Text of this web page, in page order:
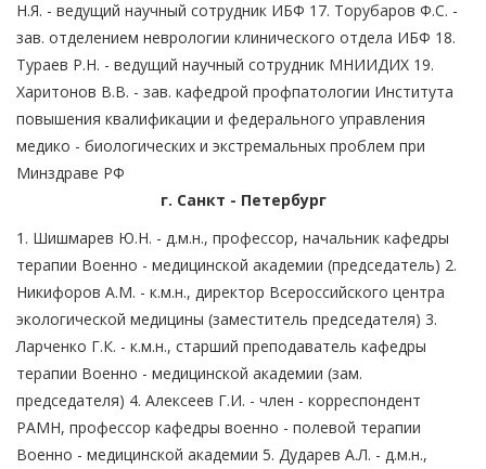
Н.Я. - ведущий научный сотрудник ИБФ 17. Торубаров Ф.С. -
зав. отделением неврологии клинического отдела ИБФ 18.
Тураев Р.Н. - ведущий научный сотрудник МНИИДИХ 19.
Харитонов В.В. - зав. кафедрой профпатологии Института
повышения квалификации и федерального управления
медико - биологических и экстремальных проблем при
Минздраве РФ
г. Санкт - Петербург
1. Шишмарев Ю.Н. - д.м.н., профессор, начальник кафедры
терапии Военно - медицинской академии (председатель) 2.
Никифоров А.М. - к.м.н., директор Всероссийского центра
экологической медицины (заместитель председателя) 3.
Ларченко Г.К. - к.м.н., старший преподаватель кафедры
терапии Военно - медицинской академии (зам.
председателя) 4. Алексеев Г.И. - член - корреспондент
РАМН, профессор кафедры военно - полевой терапии
Военно - медицинской академии 5. Дударев А.Л. - д.м.н.,